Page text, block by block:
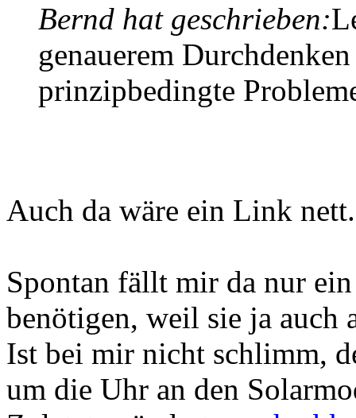
Bernd hat geschrieben:
genauerem
prinzipbedingte
Auch da wäre ein Link
Spontan fällt mir da nur
benötigen, weil sie ja auch
Ist bei mir nicht schlimm,
um die Uhr an den